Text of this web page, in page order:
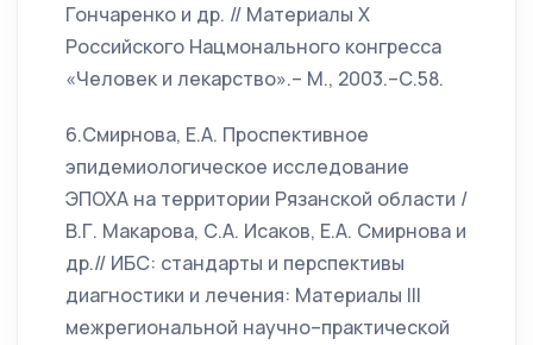
Гончаренко и др. // Материалы X
Российского Нацмонального конгресса
«Человек и лекарство».– М., 2003.–С.58.
6.Смирнова, Е.А. Проспективное
эпидемиологическое исследование
ЭПОХА на территории Рязанской области /
В.Г. Макарова, С.А. Исаков, Е.А. Смирнова и
др.// ИБС: стандарты и перспективы
диагностики и лечения: Материалы III
межрегиональной научно–практической